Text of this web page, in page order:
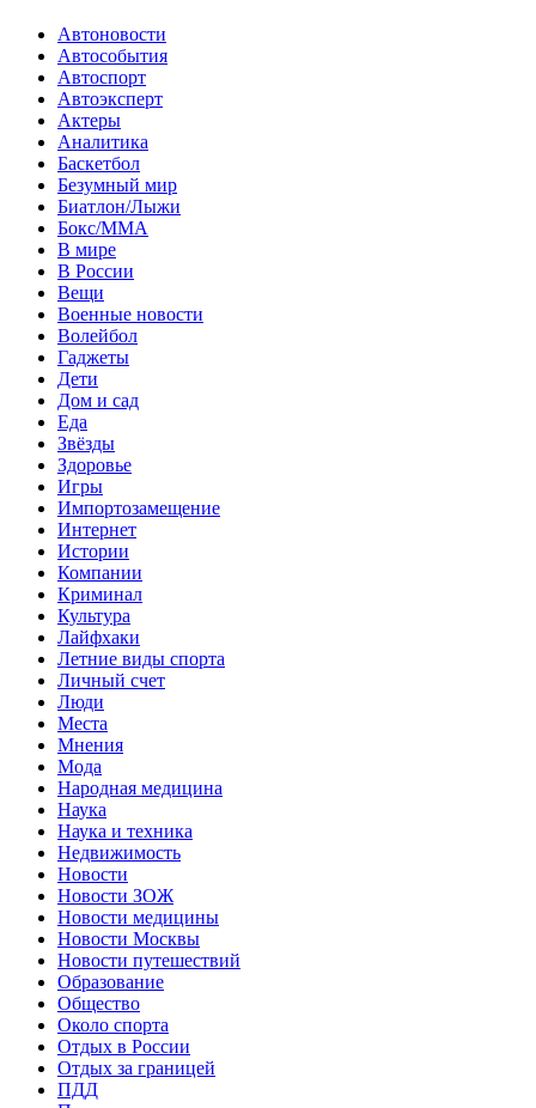
Автоновости
Автособытия
Автоспорт
Автоэксперт
Актеры
Аналитика
Баскетбол
Безумный мир
Биатлон/Лыжи
Бокс/MMA
В мире
В России
Вещи
Военные новости
Волейбол
Гаджеты
Дети
Дом и сад
Еда
Звёзды
Здоровье
Игры
Импортозамещение
Интернет
Истории
Компании
Криминал
Культура
Лайфхаки
Летние виды спорта
Личный счет
Люди
Места
Мнения
Мода
Народная медицина
Наука
Наука и техника
Недвижимость
Новости
Новости ЗОЖ
Новости медицины
Новости Москвы
Новости путешествий
Образование
Общество
Около спорта
Отдых в России
Отдых за границей
ПДД